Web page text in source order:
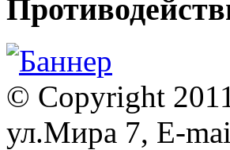
© Copyright
ул.Мира 7, E-